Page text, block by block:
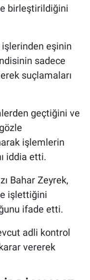
birleştirildiğini
eşinin
sadece
suçlamaları
geçtiğini ve
işlemlerin
iddia etti.
Bahar Zeyrek,
işlettiğini
ifade etti.
adli kontrol
vererek